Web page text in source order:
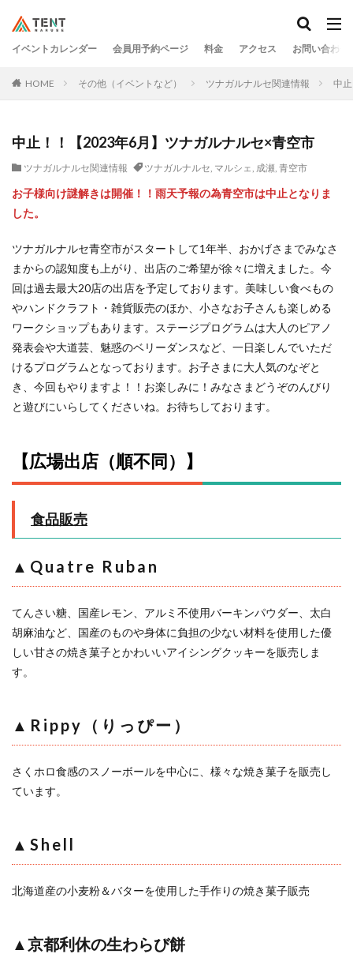
イベントカレンダー 会員用予約ページ 料金 アクセス お問い合わせ
HOME その他（イベントなど） ツナガルナルセ関連情報 中
中止！！【2023年6月】ツナガルナルセ×青空市
ツナガルナルセ関連情報 ツナガルナルセ, マルシェ, 成瀬, 青空市
お子様向け謎解きは開催！！雨天予報の為青空市は中止となりま
した。
ツナガルナルセ青空市がスタートして1年半、おかげさまでみなさ
まからの認知度も上がり、出店のご希望が徐々に増えました。今
回は過去最大20店の出店を予定しております。美味しい食べもの
やハンドクラフト・雑貨販売のほか、小さなお子さんも楽しめる
ワークショップもあります。ステージプログラムは大人のピアノ
発表会や大道芸、魅惑のベリーダンスなど、一日楽しんでいただ
けるプログラムとなっております。お子さまに大人気のなぞと
き、今回もやりますよ！！お楽しみに！みなさまどうぞのんびり
と遊びにいらしてくださいね。お待ちしております。
【広場出店（順不同）】
食品販売
▲ Quatre Ruban
てんさい糖、国産レモン、アルミ不使用バーキンパウダー、太白
胡麻油など、国産のものや身体に負担の少ない材料を使用した優
しい甘さの焼き菓子とかわいいアイシングクッキーを販売しま
す。
▲Rippy（りっぴー）
さくホロ食感のスノーボールを中心に、様々な焼き菓子を販売し
ています。
▲Shell
北海道産の小麦粉＆バターを使用した手作りの焼き菓子販売
▲京都利休の生わらび餅